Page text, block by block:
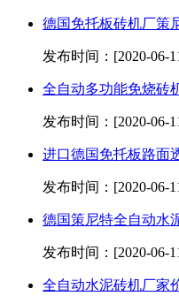
德国免托板砖机厂策
发布时间：[2020-06-
全自动多功能免烧砖
发布时间：[2020-06-
进口德国免托板路面
发布时间：[2020-06-
德国策尼特全自动水
发布时间：[2020-06-
全自动水泥砖机厂家